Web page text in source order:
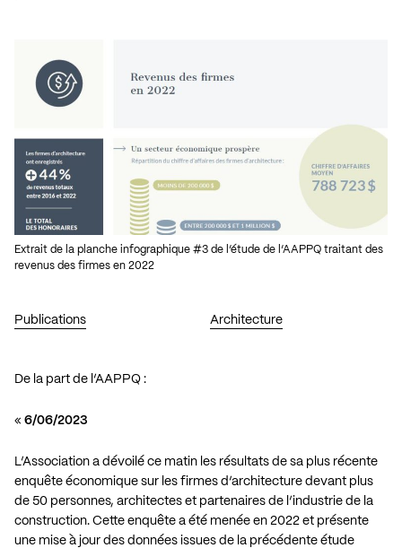
Publications Architecture
Extrait de la planche infographique #3 de l’étude de l’AAPPQ traitant des
revenus des firmes en 2022
De la part de l’AAPPQ :
« 6/06/2023
L’Association a dévoilé ce matin les résultats de sa plus récente
enquête économique sur les firmes d’architecture devant plus
de 50 personnes, architectes et partenaires de l’industrie de la
construction. Cette enquête a été menée en 2022 et présente
une mise à jour des données issues de la précédente étude